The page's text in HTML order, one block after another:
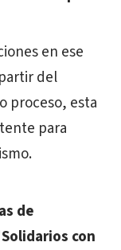
en ese
del
proceso, esta
para
de
con